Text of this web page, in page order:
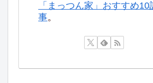
「まっつん家」おすすめ10
事。